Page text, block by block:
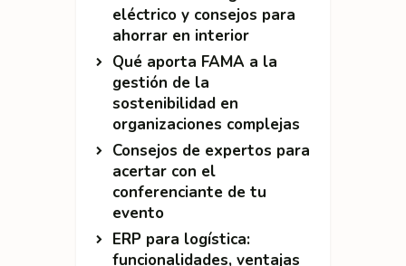
eléctrico y consejos para
ahorrar en interior
Qué aporta FAMA a la
gestión de la
sostenibilidad en
organizaciones complejas
Consejos de expertos para
acertar con el
conferenciante de tu
evento
ERP para logística:
funcionalidades, ventajas